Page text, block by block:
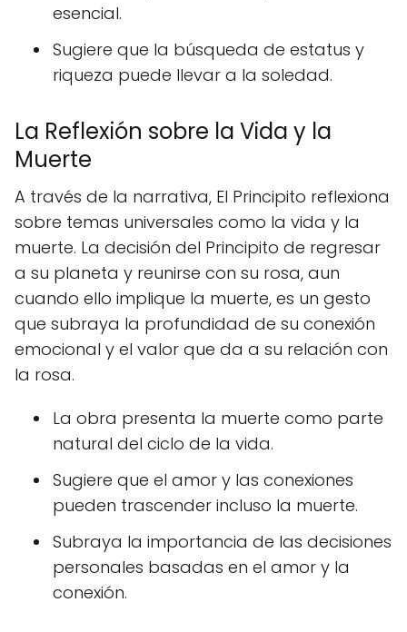
esencial.
Sugiere que la búsqueda de estatus y
riqueza puede llevar a la soledad.
La Reflexión sobre la Vida y la
Muerte
A través de la narrativa, El Principito reflexiona
sobre temas universales como la vida y la
muerte. La decisión del Principito de regresar
a su planeta y reunirse con su rosa, aun
cuando ello implique la muerte, es un gesto
que subraya la profundidad de su conexión
emocional y el valor que da a su relación con
la rosa.
La obra presenta la muerte como parte
natural del ciclo de la vida.
Sugiere que el amor y las conexiones
pueden trascender incluso la muerte.
Subraya la importancia de las decisiones
personales basadas en el amor y la
conexión.